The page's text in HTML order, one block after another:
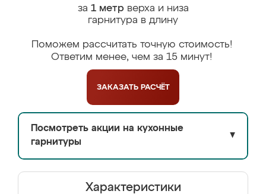
за 1 метрверха и низа
гарнитура в длину
Поможем рассчитать точную стоимость!
Ответим менее, чем за 15 минут!
ЗАКАЗАТЬ РАСЧЁТ
Посмотреть акции на кухонные
гарнитуры
▼
Характеристики